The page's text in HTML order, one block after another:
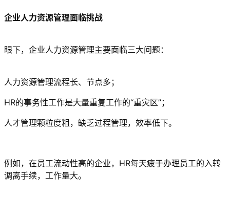
企业人力资源管理面临挑战
眼下，企业人力资源管理主要面临三大问题：
人力资源管理流程长、节点多；
HR的事务性工作是大量重复工作的“重灾区”；
人才管理颗粒度粗，缺乏过程管理，效率低下。
例如，在员工流动性高的企业，HR每天疲于办理员工的入转
调离手续，工作量大。